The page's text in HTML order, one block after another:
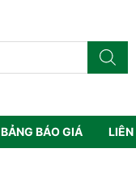
BẢNG BÁO GIÁ LIÊN